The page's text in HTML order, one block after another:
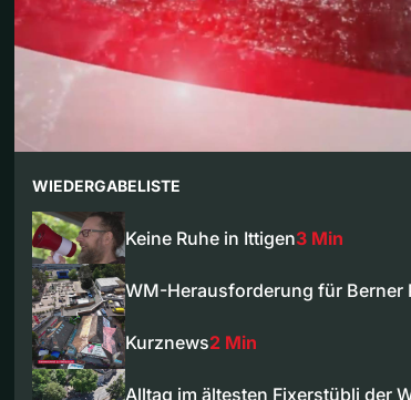
WIEDERGABELISTE
Keine Ruhe in Ittigen3 Min
WM-Herausforderung für Berner
Kurznews2 Min
Alltag im ältesten Fixerstübli der